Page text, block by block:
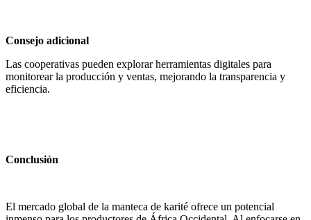
Consejo adicional
Las cooperativas pueden explorar herramientas digitales para
monitorear la producción y ventas, mejorando la transparencia y
eficiencia.
Conclusión
El mercado global de la manteca de karité ofrece un potencial